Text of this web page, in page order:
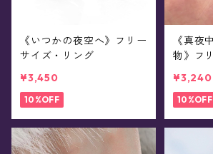
《いつかの夜空へ》フリー
サイズ・リング
¥3,450
10%OFF
《真夜
物》フ
¥3,240
10%OFF